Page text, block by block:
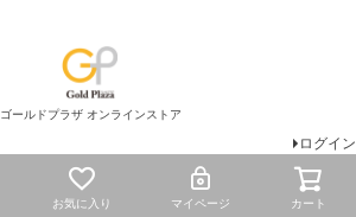
ゴールドプラザ オンラインストア
ログイン
お気に入り マイページ カート